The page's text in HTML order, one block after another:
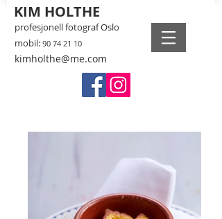
profesjonell fotograf Oslo
mobil: 90 74 21 10
kimholthe@me.com
KIM HOLTHE